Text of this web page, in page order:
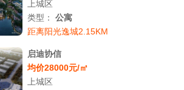
上城区
类型：公寓
距离阳光逸城2.15KM
启迪协信
均价28000元/㎡
上城区